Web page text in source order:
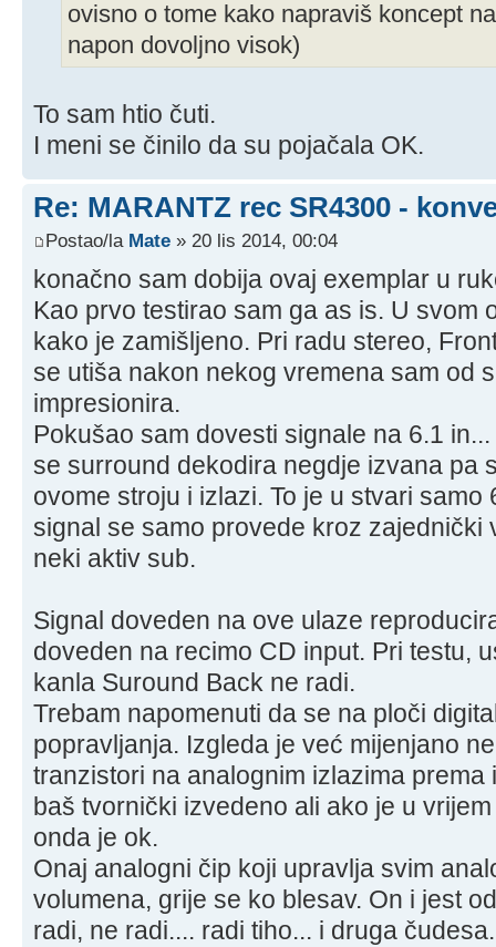
ovisno o tome kako napraviš koncept
napon dovoljno visok)
To sam htio čuti.
I meni se činilo da su pojačala OK.
Re: MARANTZ rec SR4300 -
Postao/la Mate » 20 lis 2014, 00:04
konačno sam dobija ovaj exemplar u
Kao prvo testirao sam ga as is. U svom
kako je zamišljeno. Pri radu stereo,
se utiša nakon nekog vremena sam od
impresionira.
Pokušao sam dovesti signale na 6.1
se surround dekodira negdje izvana pa
ovome stroju i izlazi. To je u stvari samo
signal se samo provede kroz zajednički
neki aktiv sub.
Signal doveden na ove ulaze
doveden na recimo CD input. Pri testu,
kanla Suround Back ne radi.
Trebam napomenuti da se na ploči
popravljanja. Izgleda je već mijenjano
tranzistori na analognim izlazima
baš tvornički izvedeno ali ako je u
onda je ok.
Onaj analogni čip koji upravlja svim
volumena, grije se ko blesav. On i jest
radi, ne radi.... radi tiho... i druga čudesa.